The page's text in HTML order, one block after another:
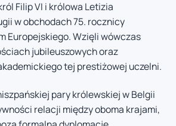
Filip VI i królowa Letizia
w obchodach 75. rocznicy
Europejskiego. Wzięli wówczas
jubileuszowych oraz
tej prestiżowej uczelni.
pary królewskiej w Belgii
relacji między oboma krajami,